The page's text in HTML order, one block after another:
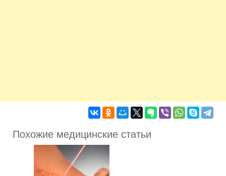
Похожие медицинские статьи